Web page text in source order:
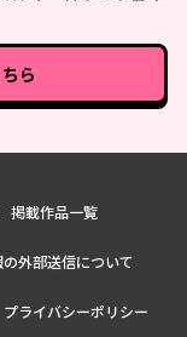
ら
掲載作品一覧
外部送信について
プライバシーポリシー